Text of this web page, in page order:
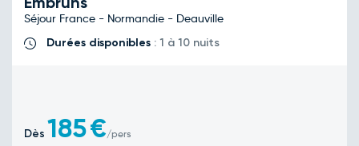
Séjour France - Normandie - Deauville
Durées disponibles : 1 à 10 nuits
Dès 185€/pers